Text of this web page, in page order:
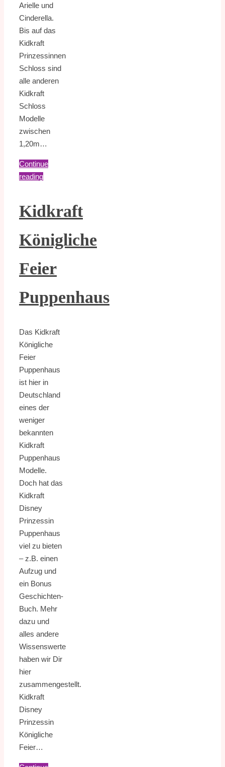
Arielle und
Cinderella.
Bis auf das
Kidkraft
Prinzessinnen
Schloss sind
alle anderen
Kidkraft
Schloss
Modelle
zwischen
1,20m…
Continue
reading
Kidkraft
Königliche
Feier
Puppenhaus
Das Kidkraft
Königliche
Feier
Puppenhaus
ist hier in
Deutschland
eines der
weniger
bekannten
Kidkraft
Puppenhaus
Modelle.
Doch hat das
Kidkraft
Disney
Prinzessin
Puppenhaus
viel zu bieten
– z.B. einen
Aufzug und
ein Bonus
Geschichten-
Buch. Mehr
dazu und
alles andere
Wissenswerte
haben wir Dir
hier
zusammengestellt.
Kidkraft
Disney
Prinzessin
Königliche
Feier…